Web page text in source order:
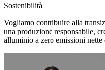
Sostenibilità
Vogliamo contribuire alla
una produzione responsabile,
alluminio a zero emissioni